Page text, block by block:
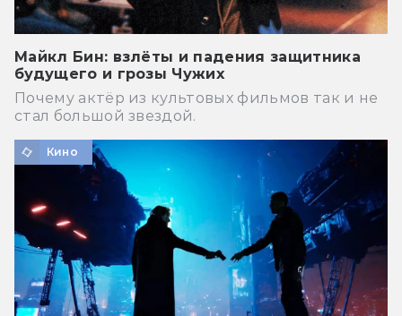
Майкл Бин: взлёты и падения защитника
будущего и грозы Чужих
Почему актёр из культовых фильмов так и не
стал большой звездой.
Кино